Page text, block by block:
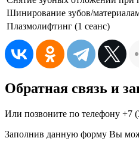
Шинирование зубов/
Плазмолифтинг (1 сеанс)
Обратная связь и
Или позвоните по телефону +7
Заполнив данную форму Вы